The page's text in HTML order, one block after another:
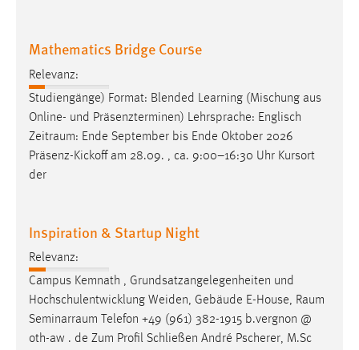
Mathematics Bridge Course
Relevanz:
Studiengänge) Format: Blended Learning (Mischung aus
Online- und Präsenzterminen) Lehrsprache: Englisch
Zeitraum: Ende September bis Ende Oktober 2026
Präsenz-Kickoff am 28.09. , ca. 9:00–16:30 Uhr Kursort
der
Inspiration & Startup Night
Relevanz:
Campus Kemnath , Grundsatzangelegenheiten und
Hochschulentwicklung Weiden, Gebäude E-House, Raum
Seminarraum Telefon +49 (961) 382-1915 b.vergnon @
oth-aw . de Zum Profil Schließen André Pscherer, M.Sc